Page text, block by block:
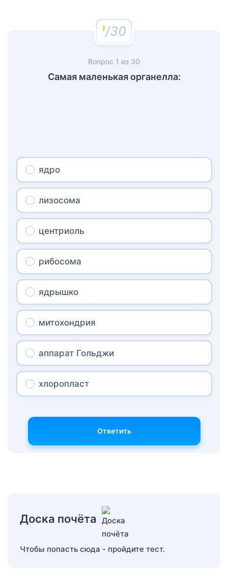
/30
Вопрос 1 из 30
Самая маленькая органелла:
ядро
лизосома
центриоль
рибосома
ядрышко
митохондрия
аппарат Гольджи
хлоропласт
Ответить
Доска почёта
Чтобы попасть сюда - пройдите тест.